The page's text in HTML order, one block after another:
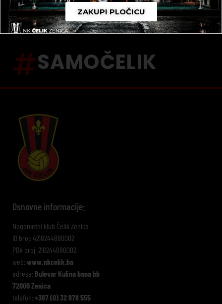
SAMOČELIK
Osnovne informacije:
Nogometni klub Čelik Zenica
ID broj: 4218244880002
PDV broj: 218244880002
web: www.nkcelik.ba
adresa: Bulevar Kulina bana bb
72000 Zenica
telefon: +387 (0) 32 978 555
ZAKUPI PLOČICU